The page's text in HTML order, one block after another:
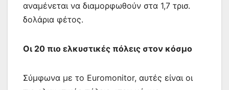
αναμένεται να διαμορφωθούν στα 1,7 τρισ.
δολάρια φέτος.
Οι 20 πιο ελκυστικές πόλεις στον κόσμο
Σύμφωνα με το Euromonitor, αυτές είναι οι